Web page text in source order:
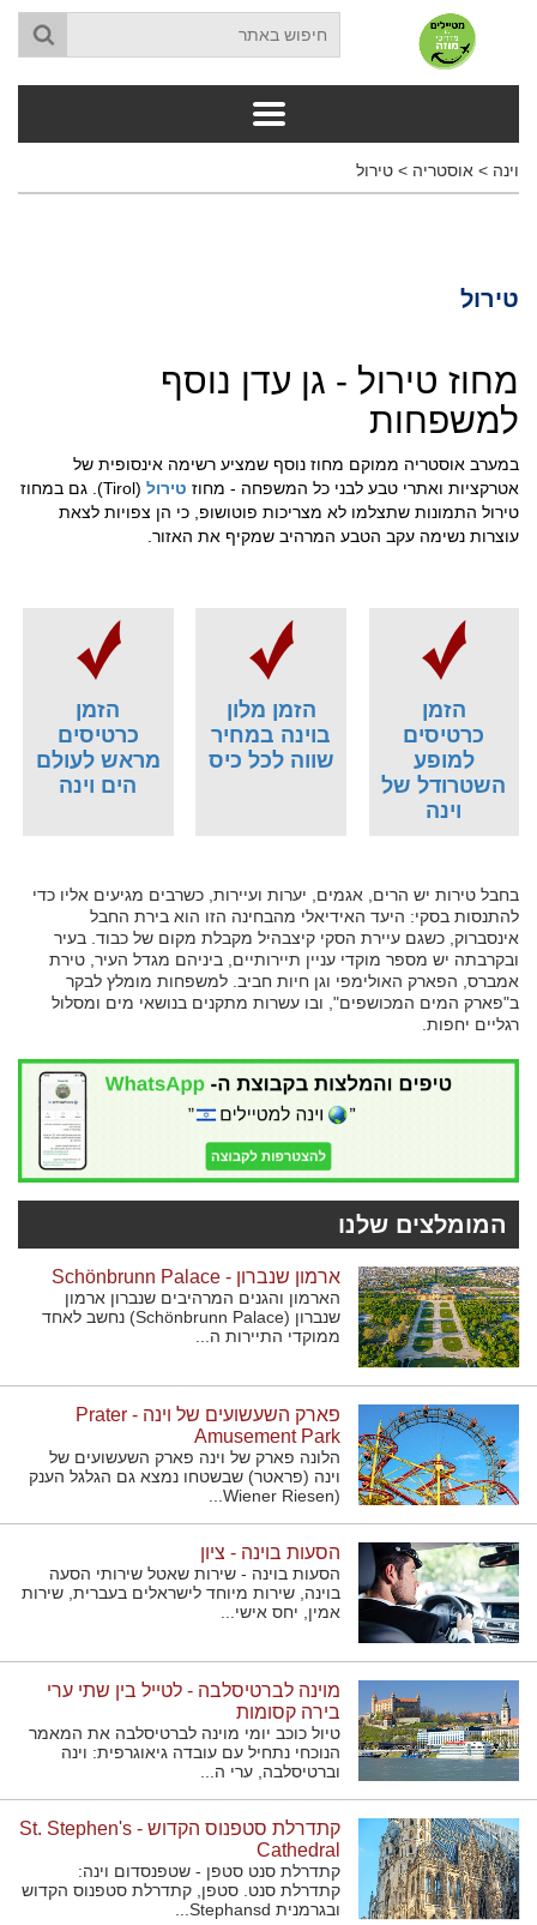
וינה > אוסטריה > טירול
טירול
מחוז טירול - גן עדן נוסף
למשפחות
במערב אוסטריה ממוקם מחוז נוסף שמציע רשימה אינסופית של
אטרקציות ואתרי טבע לבני כל המשפחה - מחוז טירול
(Tirol). גם במחוז
טירול התמונות שתצלמו לא מצריכות פוטושופ, כי הן צפויות לצאת
עוצרות נשימה עקב הטבע המרהיב שמקיף את האזור.
הזמן
כרטיסים
למופע
השטרודל של
וינה
הזמן מלון
בוינה במחיר
שווה לכל כיס
הזמן
כרטיסים
מראש לעולם
הים וינה
בחבל טירות יש הרים, אגמים, יערות ועיירות, כשרבים מגיעים אליו כדי
להתנסות בסקי: היעד האידיאלי מהבחינה הזו הוא בירת החבל
אינסברוק, כשגם עיירת הסקי קיצבהיל מקבלת מקום של כבוד. בעיר
ובקרבתה יש מספר מוקדי עניין תיירותיים, ביניהם מגדל העיר, טירת
אמברס, הפארק האולימפי וגן חיות חביב. למשפחות מומלץ לבקר
ב"פארק המים המכושפים", ובו עשרות מתקנים בנושאי מים ומסלול
רגליים יחפות.
המומלצים שלנו
ארמון שנברון - Schönbrunn Palace
הארמון והגנים המרהיבים שנברון ארמון
שנברון (Schönbrunn Palace) נחשב לאחד
ממוקדי התיירות ה...
פארק השעשועים של וינה - Prater
Amusement Park
הלונה פארק של וינה פארק השעשועים של
וינה (פראטר) שבשטחו נמצא גם הגלגל הענק
(Wiener Riesen...
הסעות בוינה - ציון
הסעות בוינה - שירות שאטל שירותי הסעה
בוינה, שירות מיוחד לישראלים בעברית, שירות
אמין, יחס אישי...
מוינה לברטיסלבה - לטייל בין שתי ערי
בירה קסומות
טיול כוכב יומי מוינה לברטיסלבה את המאמר
הנוכחי נתחיל עם עובדה גיאוגרפית: וינה
וברטיסלבה, ערי ה...
קתדרלת סטפנוס הקדוש - St. Stephen's
Cathedral
קתדרלת סנט סטפן - שטפנסדום וינה:
קתדרלת סנט. סטפן, קתדרלת סטפנוס הקדוש
ובגרמנית Stephansd...